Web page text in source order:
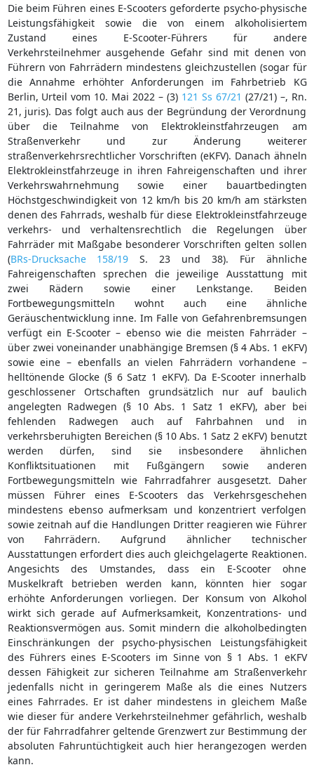
Die beim Führen eines E-Scooters geforderte psycho-physische
Leistungsfähigkeit sowie die von einem alkoholisiertem
Zustand eines E-Scooter-Führers für andere
Verkehrsteilnehmer ausgehende Gefahr sind mit denen von
Führern von Fahrrädern mindestens gleichzustellen (sogar für
die Annahme erhöhter Anforderungen im Fahrbetrieb KG
Berlin, Urteil vom 10. Mai 2022 – (3) 121 Ss 67/21 (27/21) –, Rn.
21, juris). Das folgt auch aus der Begründung der Verordnung
über die Teilnahme von Elektrokleinstfahrzeugen am
Straßenverkehr und zur Änderung weiterer
straßenverkehrsrechtlicher Vorschriften (eKFV). Danach ähneln
Elektrokleinstfahrzeuge in ihren Fahreigenschaften und ihrer
Verkehrswahrnehmung sowie einer bauartbedingten
Höchstgeschwindigkeit von 12 km/h bis 20 km/h am stärksten
denen des Fahrrads, weshalb für diese Elektrokleinstfahrzeuge
verkehrs- und verhaltensrechtlich die Regelungen über
Fahrräder mit Maßgabe besonderer Vorschriften gelten sollen
(BRs-Drucksache 158/19 S. 23 und 38). Für ähnliche
Fahreigenschaften sprechen die jeweilige Ausstattung mit
zwei Rädern sowie einer Lenkstange. Beiden
Fortbewegungsmitteln wohnt auch eine ähnliche
Geräuschentwicklung inne. Im Falle von Gefahrenbremsungen
verfügt ein E-Scooter – ebenso wie die meisten Fahrräder –
über zwei voneinander unabhängige Bremsen (§ 4 Abs. 1 eKFV)
sowie eine – ebenfalls an vielen Fahrrädern vorhandene –
helltönende Glocke (§ 6 Satz 1 eKFV). Da E-Scooter innerhalb
geschlossener Ortschaften grundsätzlich nur auf baulich
angelegten Radwegen (§ 10 Abs. 1 Satz 1 eKFV), aber bei
fehlenden Radwegen auch auf Fahrbahnen und in
verkehrsberuhigten Bereichen (§ 10 Abs. 1 Satz 2 eKFV) benutzt
werden dürfen, sind sie insbesondere ähnlichen
Konfliktsituationen mit Fußgängern sowie anderen
Fortbewegungsmitteln wie Fahrradfahrer ausgesetzt. Daher
müssen Führer eines E-Scooters das Verkehrsgeschehen
mindestens ebenso aufmerksam und konzentriert verfolgen
sowie zeitnah auf die Handlungen Dritter reagieren wie Führer
von Fahrrädern. Aufgrund ähnlicher technischer
Ausstattungen erfordert dies auch gleichgelagerte Reaktionen.
Angesichts des Umstandes, dass ein E-Scooter ohne
Muskelkraft betrieben werden kann, könnten hier sogar
erhöhte Anforderungen vorliegen. Der Konsum von Alkohol
wirkt sich gerade auf Aufmerksamkeit, Konzentrations- und
Reaktionsvermögen aus. Somit mindern die alkoholbedingten
Einschränkungen der psycho-physischen Leistungsfähigkeit
des Führers eines E-Scooters im Sinne von § 1 Abs. 1 eKFV
dessen Fähigkeit zur sicheren Teilnahme am Straßenverkehr
jedenfalls nicht in geringerem Maße als die eines Nutzers
eines Fahrrades. Er ist daher mindestens in gleichem Maße
wie dieser für andere Verkehrsteilnehmer gefährlich, weshalb
der für Fahrradfahrer geltende Grenzwert zur Bestimmung der
absoluten Fahruntüchtigkeit auch hier herangezogen werden
kann.